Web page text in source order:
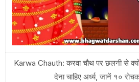
Karwa Chauth: करवा चौथ पर छलनी से
देना चाहिए अर्ध्य, जानें १०